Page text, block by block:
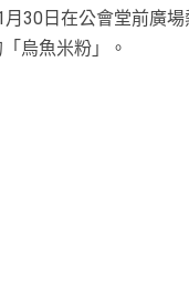
30日在公會堂前廣
烏魚米粉」。